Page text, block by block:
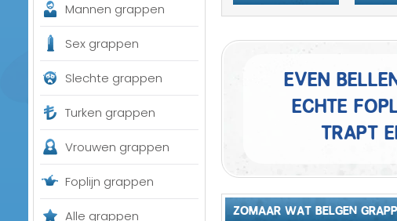
Mannen grappen
Sex grappen
Slechte grappen
Turken grappen
Vrouwen grappen
Foplijn grappen
Alle grappen
Even
echte
trapt
ZOMAAR WAT BELGEN